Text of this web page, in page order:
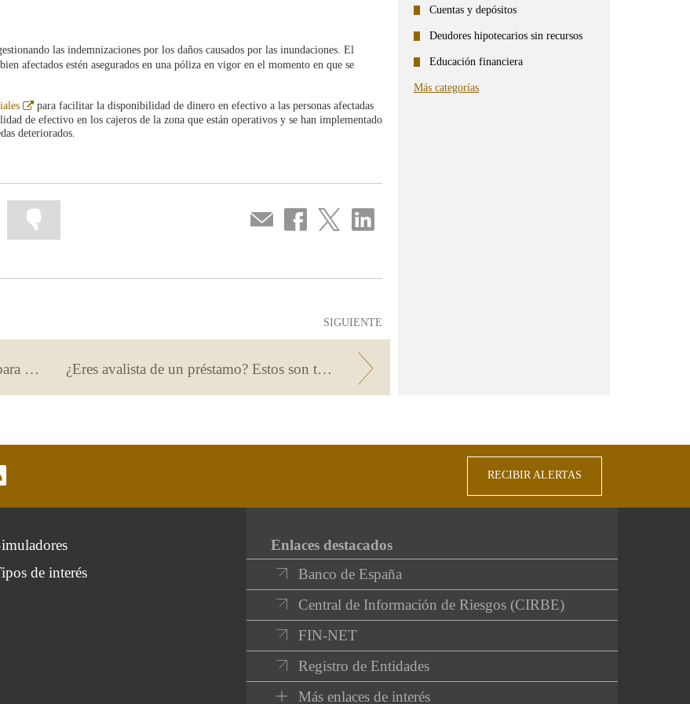
las indemnizaciones por los daños causados por las inundaciones. El
afectados estén asegurados en una póliza en vigor en el momento en que se
Abre
en
ventana
nueva
para facilitar la disponibilidad de dinero en efectivo a las personas afectadas
de efectivo en los cajeros de la zona que están operativos y se han implementado
deteriorados.
Compartir
por
Compartir
en
Compartir
en
Compartir
en
Marcar
información
Qué supone solicitar un aval bancario para alquilar una vivienda
SIGUIENTE
¿Eres avalista de un préstamo? Estos son tus derechos de información.
Cuentas y depósitos
Deudores hipotecarios sin recursos
Educación financiera
Más categorías
rss RECIBIR ALERTAS
de interés
Enlaces destacados
Banco de España
Central de Información de Riesgos (CIRBE)
FIN-NET
Registro de Entidades
Más enlaces de interés